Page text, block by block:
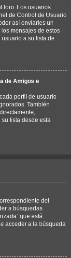
foro. Los usuarios
de Control de Usuario
así enviarles un
mensajes de estos
a su lista de
de Amigos e
perfil de usuario
También
lista desde esta
del
a búsquedas
que está
acceder a la búsqueda